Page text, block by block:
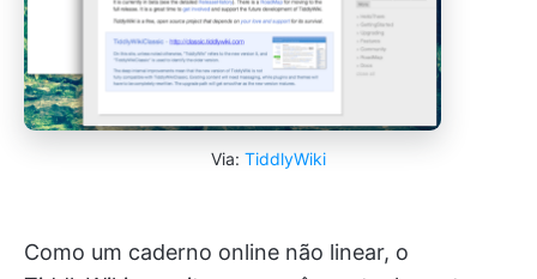
Via: TiddlyWiki
Como um caderno online não linear, o